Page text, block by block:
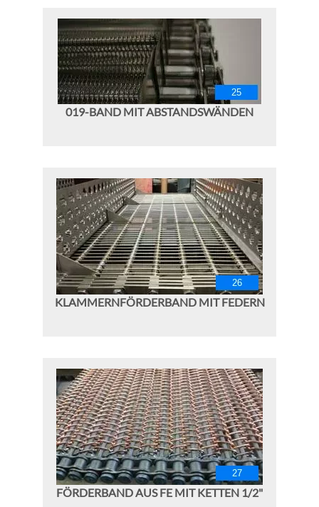
019-BAND MIT ABSTANDSWÄNDEN
KLAMMERNFÖRDERBAND MIT FEDERN
FÖRDERBAND AUS FE MIT KETTEN 1/2"